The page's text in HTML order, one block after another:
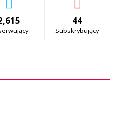
44
Subskrybujący